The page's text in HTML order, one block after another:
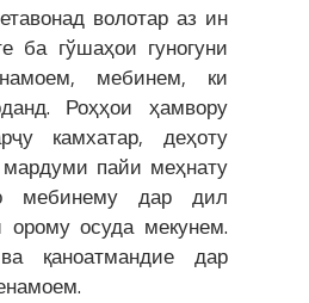
волотар аз ин
ба гўшаҳои гуногуни
мебинем, ки
Роҳҳои ҳамвору
камхатар, деҳоту
пайи меҳнату
мебинему дар дил
орому осуда мекунем.
қаноатмандие дар